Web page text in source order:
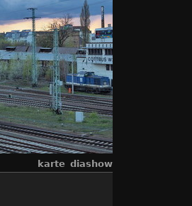
karte diashow